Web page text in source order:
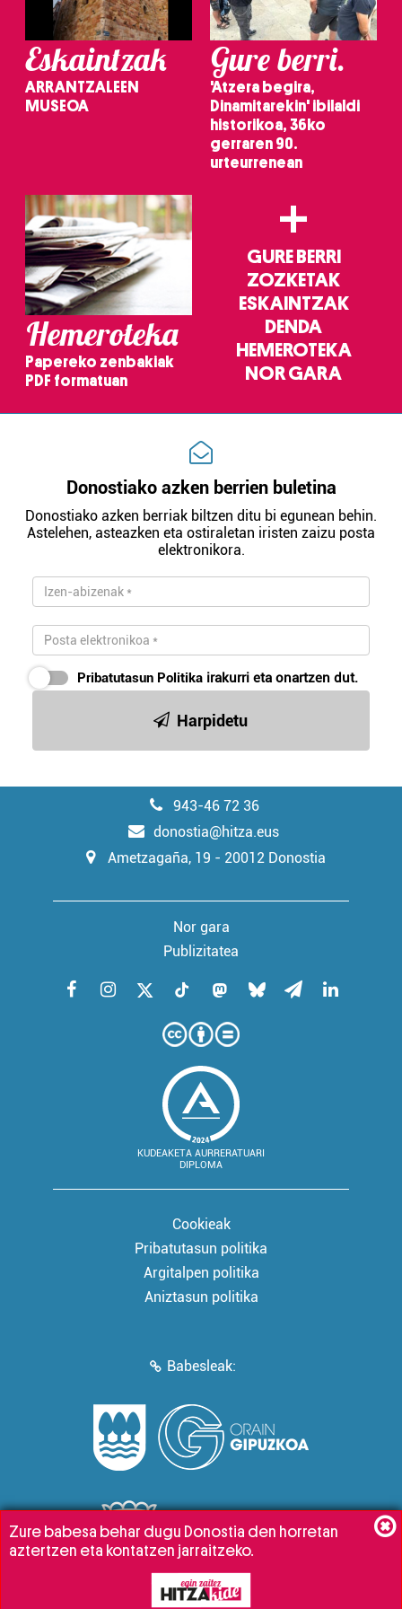
irakurri
Eskaintzak
ARRANTZALEEN
MUSEOA
Gure berri.
'Atzera begira,
Dinamitarekin' ibilaldi
historikoa, 36ko
gerraren 90.
urteurrenean
Hemeroteka
Papereko zenbakiak
PDF formatuan
+
GURE BERRI
ZOZKETAK
ESKAINTZAK
DENDA
HEMEROTEKA
NOR GARA
Donostiako azken berrien buletina
Donostiako azken berriak biltzen ditu bi egunean behin.
Astelehen, asteazken eta ostiraletan iristen zaizu posta
elektronikora.
Pribatutasun Politika irakurri eta onartzen dut.
Harpidetu
943-46 72 36
donostia@hitza.eus
Ametzagaña, 19 - 20012 Donostia
Nor gara
Publizitatea
KUDEAKETA AURRERATUARI
DIPLOMA
Cookieak
Pribatutasun politika
Argitalpen politika
Aniztasun politika
Babesleak:
Zure babesa behar dugu Donostia den horretan
aztertzen eta kontatzen jarraitzeko.